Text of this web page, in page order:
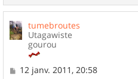
tumebroutes
Utagawiste
gourou
M12 janv. 2011, 20:58